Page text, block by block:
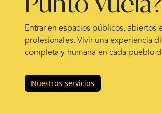
Entrar en espacios públicos,
profesionales. Vivir una experiencia
completa y humana en cada pueblo
Nuestros servicios